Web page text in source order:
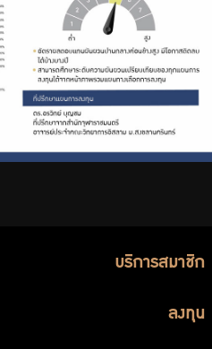
บริการสมาชิก
ลงทุน